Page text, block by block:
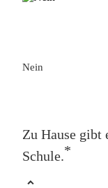
Nein
Zu Hause gibt
Schule.*